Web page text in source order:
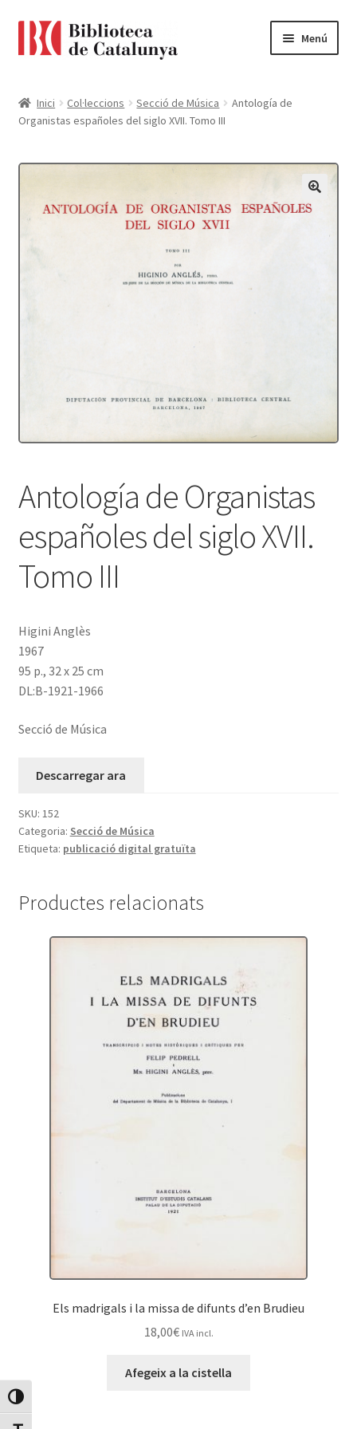
Canvia Alt Contrast
Menú
Accessibilitat
Cistella
El meu compte
Finalitzar compra
Inici Col·leccions Secció de Música
Antología de
Organistas españoles del siglo XVII. Tomo III
Antología de Organistas
españoles del siglo XVII.
Tomo III
Higini Anglès
1967
95 p., 32 x 25 cm
DL:B-1921-1966
Secció de Música
Descarregar ara
SKU: 152
Categoria: Secció de Música
Etiqueta: publicació digital gratuïta
Productes relacionats
Els madrigals i la missa de difunts d’en Brudieu
18,00€ IVA incl.
Afegeix a la cistella